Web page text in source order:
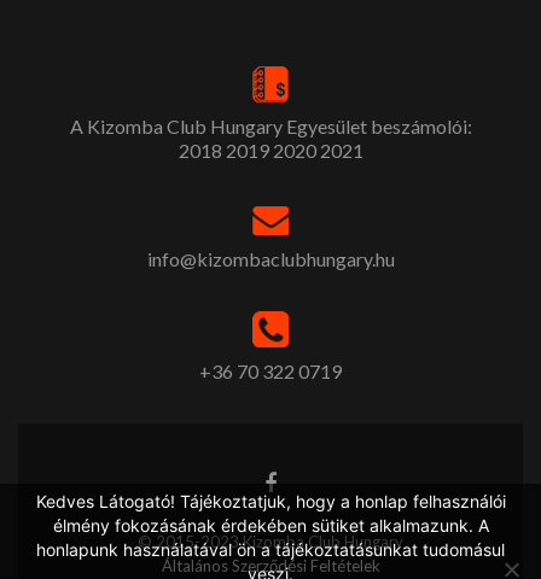
A Kizomba Club Hungary Egyesület beszámolói:
2018 2019 2020 2021
info@kizombaclubhungary.hu
+36 70 322 0719
© 2015-2023 Kizomba Club Hungary
Általános Szerződési Feltételek
Kedves Látogató! Tájékoztatjuk, hogy a honlap felhasználói
élmény fokozásának érdekében sütiket alkalmazunk. A
honlapunk használatával ön a tájékoztatásunkat tudomásul
veszi.